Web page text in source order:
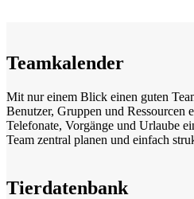
Teamkalender
Mit nur einem Blick einen guten
Benutzer, Gruppen und Ressourcen
Telefonate, Vorgänge und Urlaube
Team zentral planen und einfach
Tierdatenbank